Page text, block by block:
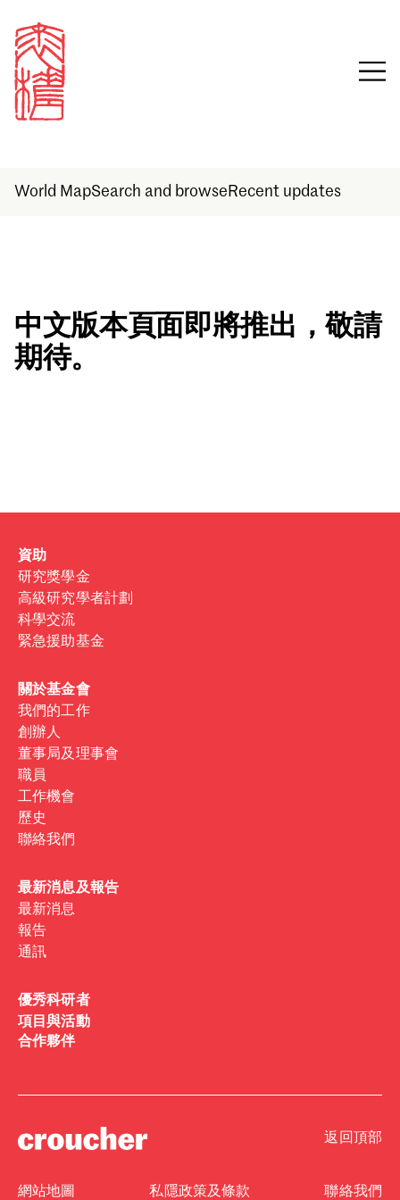
World MapSearch and browse Recent updates
Sign in
Email
Don't have a Croucher account?
中文版本頁面即將推出，敬請
期待。
資助
研究獎學金
高級研究學者計劃
科學交流
緊急援助基金
關於基金會
我們的工作
創辦人
董事局及理事會
職員
工作機會
歷史
聯絡我們
最新消息及報告
最新消息
報告
通訊
優秀科研者
項目與活動
合作夥伴
返回頂部
網站地圖 私隱政策及條款 聯絡我們